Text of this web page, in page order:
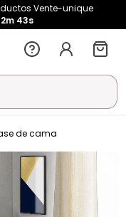
Vente-unique
42s
de cama